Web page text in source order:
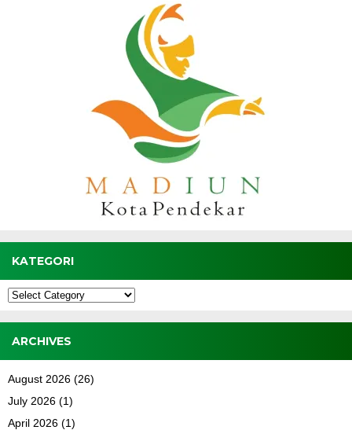
KATEGORI
Kategori
ARCHIVES
August 2026 (26)
July 2026 (1)
April 2026 (1)